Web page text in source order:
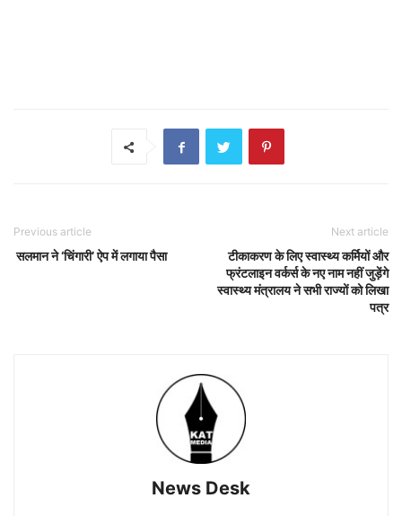
Previous article
सलमान ने ‘चिंगारी’ ऐप में लगाया पैसा
Next article
टीकाकरण के लिए स्वास्थ्य कर्मियों और
फ्रंटलाइन वर्कर्स के नए नाम नहीं जुड़ेंगे
स्वास्थ्य मंत्रालय ने सभी राज्यों को लिखा
पत्र
News Desk